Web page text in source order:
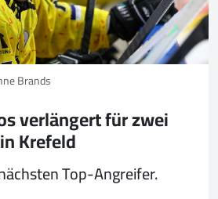
Brands
verlängert für zwei
Krefeld
Top-Angreifer.